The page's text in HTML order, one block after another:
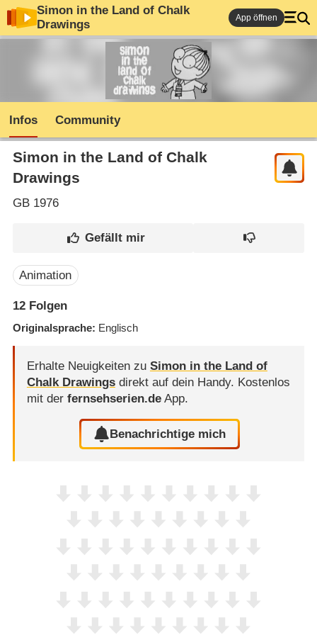
Simon in the Land of Chalk
Drawings
App öffnen
Infos Community
Simon in the Land of Chalk
Drawings
GB1976
Animation
12Folgen
Originalsprache Englisch
Erhalte Neuigkeiten zu Simon in the Land of
Chalk Drawingsdirekt auf dein Handy. Kostenlos
mit der fernsehserien.deApp.
Benachrichtige mich